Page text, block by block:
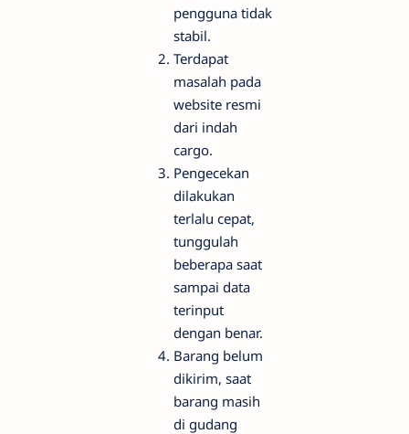
pengguna tidak
stabil.
Terdapat
masalah pada
website resmi
dari indah
cargo.
Pengecekan
dilakukan
terlalu cepat,
tunggulah
beberapa saat
sampai data
terinput
dengan benar.
Barang belum
dikirim, saat
barang masih
di gudang